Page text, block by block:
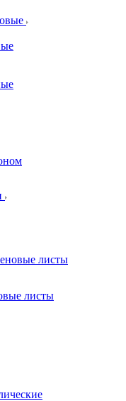
листы
листы